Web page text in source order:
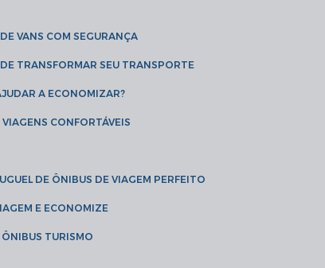
VANS COM SEGURANÇA
TRANSFORMAR SEU TRANSPORTE
A ECONOMIZAR?
CONFORTÁVEIS
DE ÔNIBUS DE VIAGEM PERFEITO
E ECONOMIZE
ÔNIBUS TURISMO